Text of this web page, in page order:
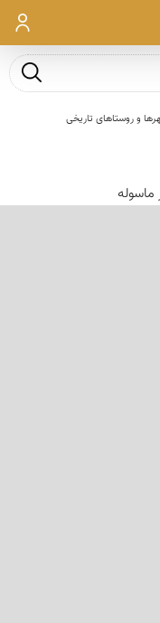
ورود
جست و
و روستاهای تاریخی
ماسوله